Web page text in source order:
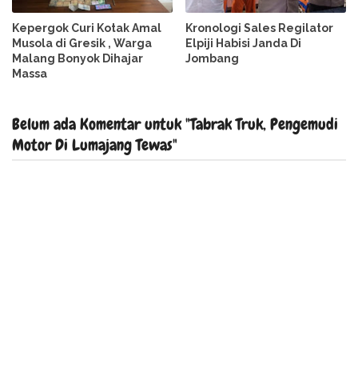
Kepergok Curi Kotak Amal
Musola di Gresik , Warga
Malang Bonyok Dihajar
Massa
Kronologi Sales Regilator
Elpiji Habisi Janda Di
Jombang
Belum ada Komentar untuk "Tabrak Truk, Pengemudi
Motor Di Lumajang Tewas"